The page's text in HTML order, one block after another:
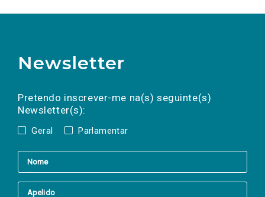
Newsletter
Pretendo inscrever-me na(s) seguinte(s)
Newsletter(s):
Geral Parlamentar
a(s) newsletter(s).
mail